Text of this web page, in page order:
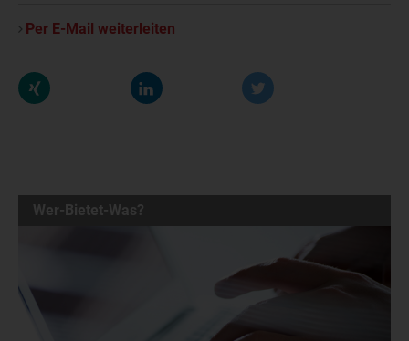
Per E-Mail weiterleiten
Wer-Bietet-Was?